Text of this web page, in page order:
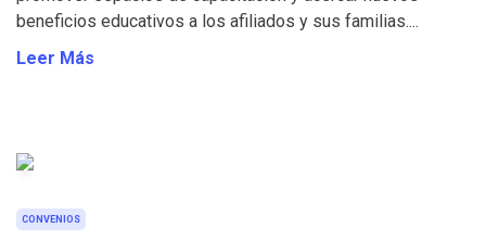
beneficios educativos a los afiliados y sus familias....
Leer Más
CONVENIOS